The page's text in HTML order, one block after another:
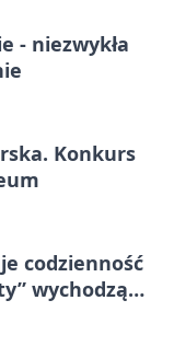
- niezwykła
Konkurs
codzienność
wychodzą